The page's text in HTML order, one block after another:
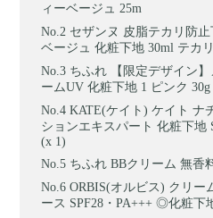
ィーベージュ 25m
セザンヌ 皮脂テカリ防
ベージュ 化粧下地 30ml テカ
ちふれ 【限定デザイン
ームUV 化粧下地 1 ピンク 30g
KATE(ケイト) ケイト ナ
ションエキスパート 化粧下地
(x 1)
ちふれ BBクリーム 無香
ORBIS(オルビス) クリー
ース SPF28・PA+++ ◎化粧下